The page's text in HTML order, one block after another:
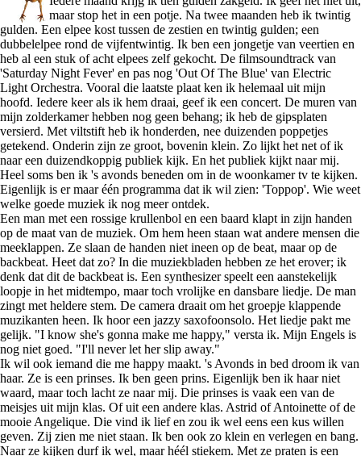
maar stop het in een potje. Na twee maanden heb ik twintig
gulden. Een elpee kost tussen de zestien en twintig gulden; een
dubbelelpee rond de vijfentwintig. Ik ben een jongetje van veertien en
heb al een stuk of acht elpees zelf gekocht. De filmsoundtrack van
'Saturday Night Fever' en pas nog 'Out Of The Blue' van Electric
Light Orchestra. Vooral die laatste plaat ken ik helemaal uit mijn
hoofd. Iedere keer als ik hem draai, geef ik een concert. De muren van
mijn zolderkamer hebben nog geen behang; ik heb de gipsplaten
versierd. Met viltstift heb ik honderden, nee duizenden poppetjes
getekend. Onderin zijn ze groot, bovenin klein. Zo lijkt het net of ik
naar een duizendkoppig publiek kijk. En het publiek kijkt naar mij.
Heel soms ben ik 's avonds beneden om in de woonkamer tv te kijken.
Eigenlijk is er maar één programma dat ik wil zien: 'Toppop'. Wie weet
welke goede muziek ik nog meer ontdek.
Een man met een rossige krullenbol en een baard klapt in zijn handen
op de maat van de muziek. Om hem heen staan wat andere mensen die
meeklappen. Ze slaan de handen niet ineen op de beat, maar op de
backbeat. Heet dat zo? In die muziekbladen hebben ze het erover; ik
denk dat dit de backbeat is. Een synthesizer speelt een aanstekelijk
loopje in het midtempo, maar toch vrolijke en dansbare liedje. De man
zingt met heldere stem. De camera draait om het groepje klappende
muzikanten heen. Ik hoor een jazzy saxofoonsolo. Het liedje pakt me
gelijk. "I know she's gonna make me happy," versta ik. Mijn Engels is
nog niet goed. "I'll never let her slip away."
Ik wil ook iemand die me happy maakt. 's Avonds in bed droom ik van
haar. Ze is een prinses. Ik ben geen prins. Eigenlijk ben ik haar niet
waard, maar toch lacht ze naar mij. Die prinses is vaak een van de
meisjes uit mijn klas. Of uit een andere klas. Astrid of Antoinette of de
mooie Angelique. Die vind ik lief en zou ik wel eens een kus willen
geven. Zij zien me niet staan. Ik ben ook zo klein en verlegen en bang.
Naar ze kijken durf ik wel, maar héél stiekem. Met ze praten is een